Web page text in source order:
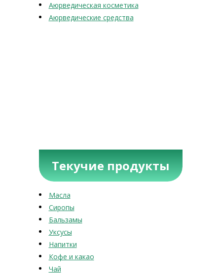
Аюрведическая косметика
Аюрведические средства
Текучие продукты
Масла
Сиропы
Бальзамы
Уксусы
Напитки
Кофе и какао
Чай